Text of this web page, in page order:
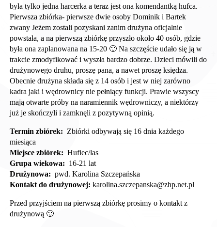
była tylko jedna harcerka a teraz jest ona komendantką hufca.
Pierwsza zbiórka- pierwsze dwie osoby Dominik i Bartek
zwany Jeżem zostali pozyskani zanim drużyna oficjalnie
powstała, a na pierwszą zbiórkę przyszło około 40 osób, gdzie
była ona zaplanowana na 15-20 🙂 Na szczęście udało się ją w
trakcie zmodyfikować i wyszła bardzo dobrze. Dzieci mówili do
drużynowego druhu, proszę pana, a nawet proszę księdza.
Obecnie drużyna składa się z 14 osób i jest w niej zarówno
kadra jaki i wędrownicy nie pełniący funkcji. Prawie wszyscy
mają otwarte próby na naramiennik wędrowniczy, a niektórzy
już je skończyli i zamknęli z pozytywną opinią.
Termin zbiórek: Zbiórki odbywają się 16 dnia każdego
miesiąca
Miejsce zbiórek: Hufiec/las
Grupa wiekowa: 16-21 lat
Drużynowa: pwd. Karolina Szczepańska
Kontakt do drużynowej: karolina.szczepanska@zhp.net.pl
Przed przyjściem na pierwszą zbiórkę prosimy o kontakt z
drużynową 🙂